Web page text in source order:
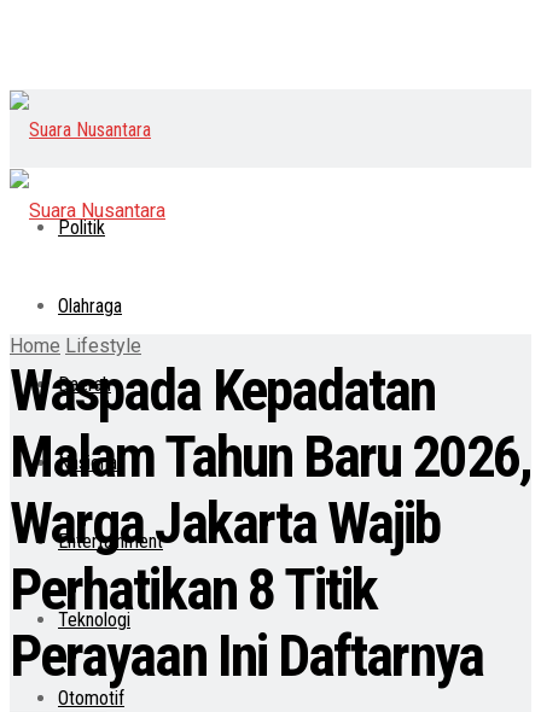
Politik
Olahraga
Daerah
Nasional
Entertainment
Teknologi
Otomotif
Home Lifestyle
Waspada Kepadatan
Malam Tahun Baru 2026,
Warga Jakarta Wajib
Perhatikan 8 Titik
Perayaan Ini Daftarnya